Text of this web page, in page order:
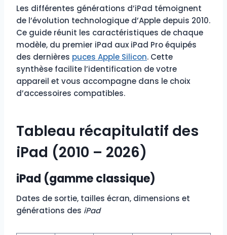
Les différentes générations d’iPad témoignent
de l’évolution technologique d’Apple depuis 2010.
Ce guide réunit les caractéristiques de chaque
modèle, du premier iPad aux iPad Pro équipés
des dernières puces Apple Silicon. Cette
synthèse facilite l’identification de votre
appareil et vous accompagne dans le choix
d’accessoires compatibles.
Tableau récapitulatif des
iPad (2010 – 2026)
iPad (gamme classique)
Dates de sortie, tailles écran, dimensions et
générations des iPad